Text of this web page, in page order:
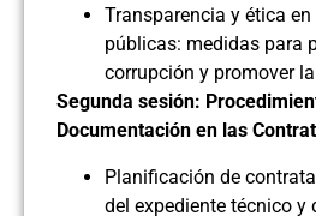
Transparencia y ética
públicas: medidas para
corrupción y promover
Segunda sesión:
Documentación en las
Planificación de
del expediente técnico y